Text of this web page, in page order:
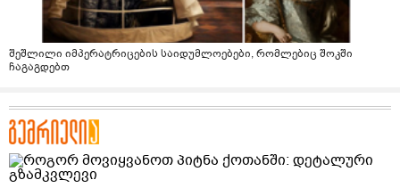
შეშლილი იმპერატრიცების საიდუმლოებები, რომლებიც შოკში
ჩაგაგდებთ